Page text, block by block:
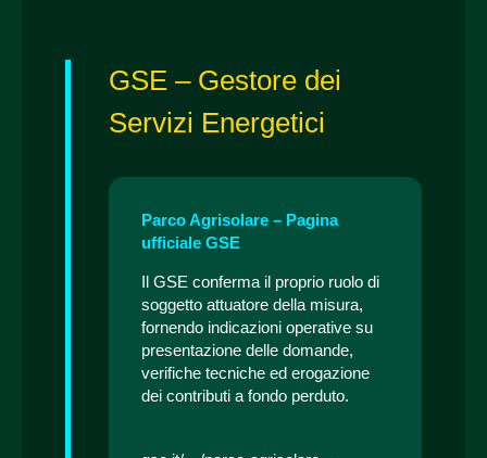
GSE – Gestore dei
Servizi Energetici
Parco Agrisolare – Pagina
ufficiale GSE
Il GSE conferma il proprio ruolo di
soggetto attuatore della misura,
fornendo indicazioni operative su
presentazione delle domande,
verifiche tecniche ed erogazione
dei contributi a fondo perduto.